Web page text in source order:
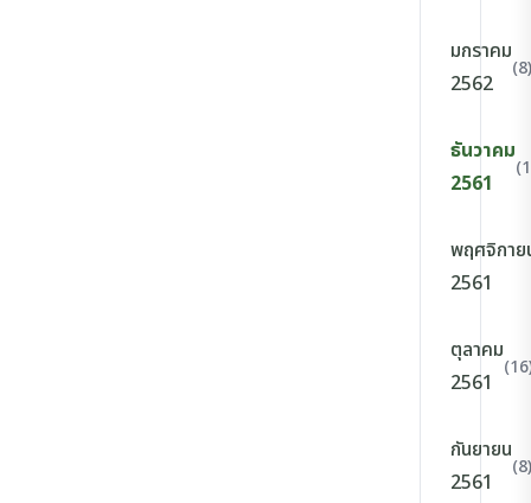
มกราคม
2562
(8)
ธันวาคม
2561
พฤศจิกาย
2561
ตุลาคม
2561
กันยายน
2561
(8)